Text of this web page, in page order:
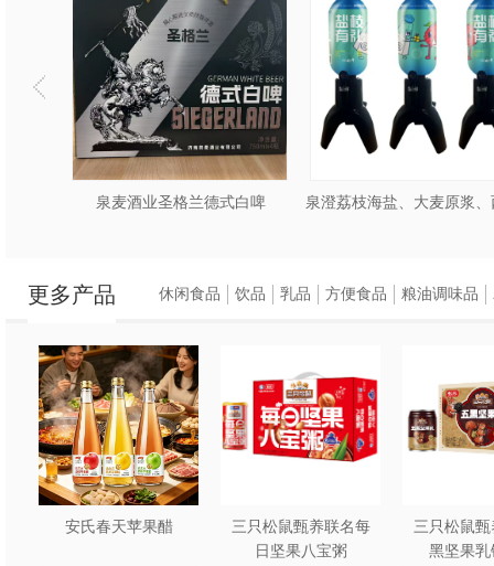
泉麦酒业圣格兰德式白啤
更多产品
安氏春天苹果醋
三只松鼠甄养联名每
日坚果八宝粥
三只松鼠
黑坚果乳
休闲食品 饮品 乳品 方便食品 粮油调味品